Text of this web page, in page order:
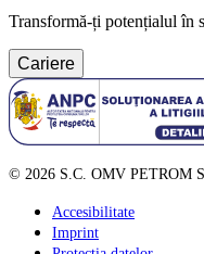
Transformă-ți potențialul în
Cariere
© 2026 S.C. OMV PETROM
Accesibilitate
Imprint